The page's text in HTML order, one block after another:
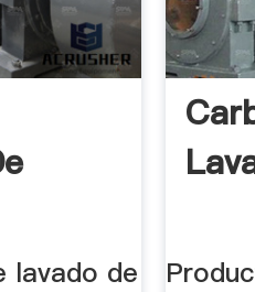
lavado de